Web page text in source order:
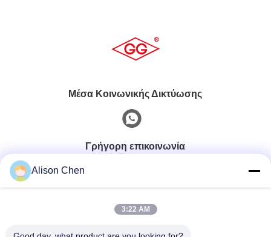
Μέσα Κοινωνικής Δικτύωσης
Γρήγορη επικοινωνία
0086-20-82505003
Alison Chen
3:22 AM